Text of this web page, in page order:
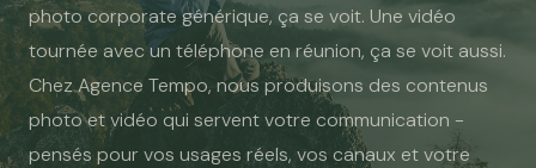
photo corporate générique, ça se voit. Une vidéo
tournée avec un téléphone en réunion, ça se voit aussi.
Chez Agence Tempo, nous produisons des contenus
photo et vidéo qui servent votre communication -
pensés pour vos usages réels, vos canaux et votre